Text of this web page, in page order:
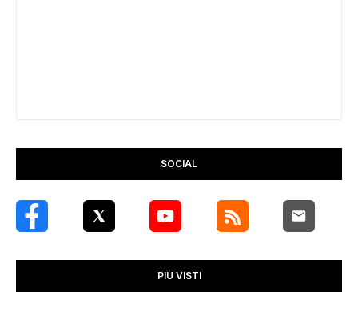
SOCIAL
PIÙ VISTI